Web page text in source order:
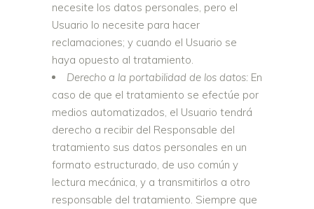
necesite los datos personales, pero el
Usuario lo necesite para hacer
reclamaciones; y cuando el Usuario se
haya opuesto al tratamiento.
Derecho a la portabilidad de los datos: En
caso de que el tratamiento se efectúe por
medios automatizados, el Usuario tendrá
derecho a recibir del Responsable del
tratamiento sus datos personales en un
formato estructurado, de uso común y
lectura mecánica, y a transmitirlos a otro
responsable del tratamiento. Siempre que